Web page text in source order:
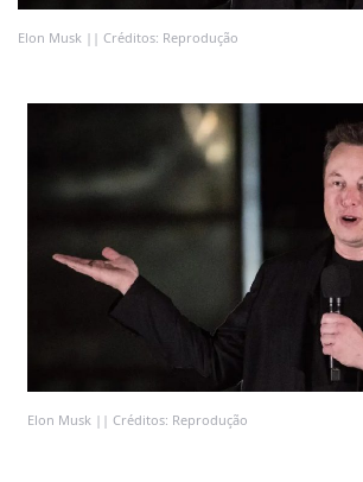
Elon Musk || Créditos: Reprodução
Elon Musk || Créditos: Reprodução